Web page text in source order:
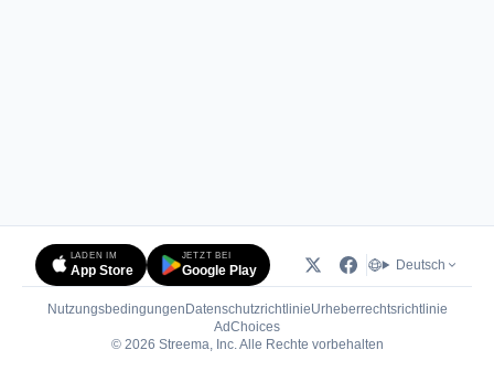
LADEN IM
App Store
JETZT BEI
Google Play Deutsch
Nutzungsbedingungen DatenschutzrichtlinieUrheberrechtsrichtlinie
AdChoices(öffnet in neuem Tab)
© 2026 Streema, Inc. Alle Rechte vorbehalten